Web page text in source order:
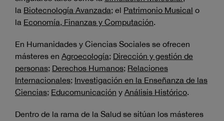
la Biotecnología Avanzada; el Patrimonio Musical o
la Economía, Finanzas y Computación.
En Humanidades y Ciencias Sociales se ofrecen
másteres en Agroecología; Dirección y gestión de
personas; Derechos Humanos; Relaciones
Internacionales; Investigación en la Enseñanza de las
Ciencias; Educomunicación y Análisis Histórico.
Dentro de la rama de la Salud se sitúan los másteres